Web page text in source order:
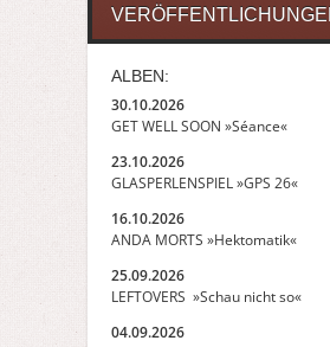
ALBEN:
30.10.2026
GET WELL SOON »Séance«
23.10.2026
GLASPERLENSPIEL »GPS 26«
16.10.2026
ANDA MORTS »Hektomatik«
25.09.2026
LEFTOVERS »Schau nicht so«
04.09.2026